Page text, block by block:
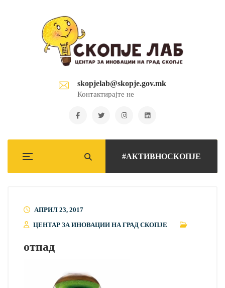
skopjelab@skopje.gov.mk
Контактирајте не
#АКТИВНОСКОПЈЕ
АПРИЛ 23, 2017
ЦЕНТАР ЗА ИНОВАЦИИ НА ГРАД СКОПЈЕ
отпад